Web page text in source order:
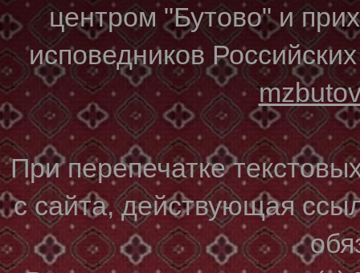
центром "Бутово" и
исповедников
При перепечатке
с сайта, действующая